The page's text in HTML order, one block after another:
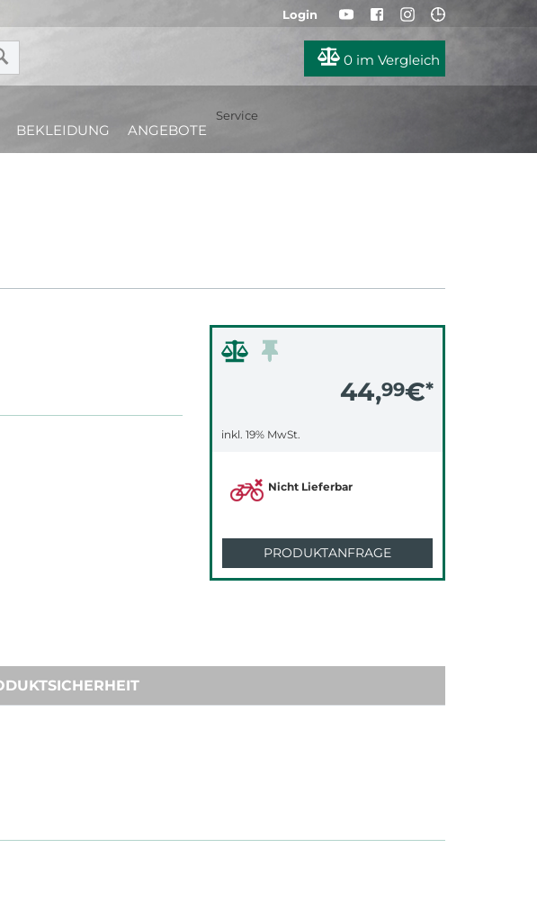
Login
0 im Vergleich
BEKLEIDUNG ANGEBOTE
Service
44,99€*
inkl. 19% MwSt.
Nicht Lieferbar
PRODUKTANFRAGE